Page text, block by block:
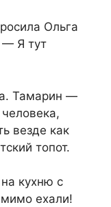
Ольга
— Я тут
Тамарин —
везде как
топот.
кухню с
ехали!